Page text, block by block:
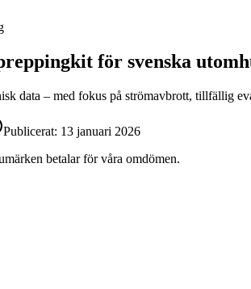
för svenska
data – med fokus på strömavbrott, tillfällig
Publicerat: 13 januari 2026
betalar för våra omdömen.